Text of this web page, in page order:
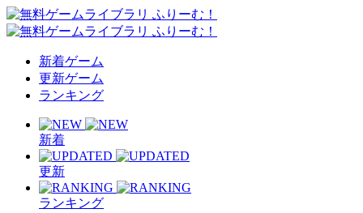
新着ゲーム
更新ゲーム
ランキング
新着
更新
ランキング